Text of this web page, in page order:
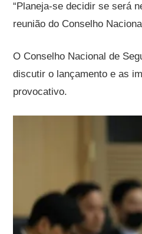
“Planeja-se decidir se será
reunião do Conselho
O Conselho Nacional de
discutir o lançamento e as
provocativo.